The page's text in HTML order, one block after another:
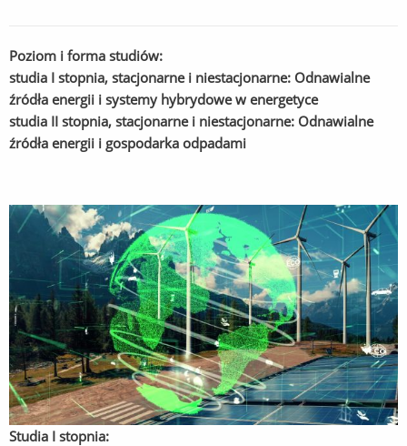
Poziom i forma studiów:
studia I stopnia, stacjonarne i niestacjonarne: Odnawialne
źródła energii i systemy hybrydowe w energetyce
studia II stopnia, stacjonarne i niestacjonarne: Odnawialne
źródła energii i gospodarka odpadami
Studia I stopnia: